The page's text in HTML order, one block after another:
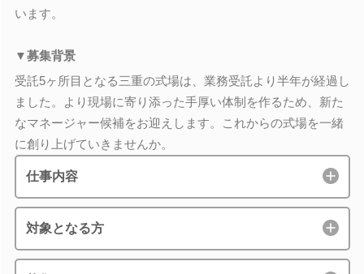
います。
▼募集背景
受託5ヶ所目となる三重の式場は、業務受託より半年が経過し
ました。より現場に寄り添った手厚い体制を作るため、新た
なマネージャー候補をお迎えします。これからの式場を一緒
に創り上げていきませんか。
仕事内容
対象となる方